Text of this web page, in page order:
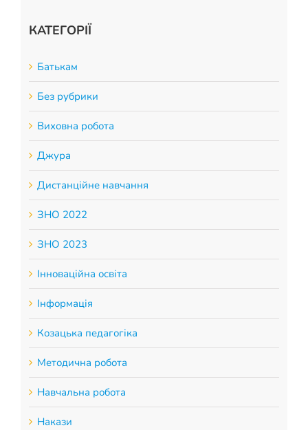
КАТЕГОРІЇ
Батькам
Без рубрики
Виховна робота
Джура
Дистанційне навчання
ЗНО 2022
ЗНО 2023
Інноваційна освіта
Інформація
Козацька педагогіка
Методична робота
Навчальна робота
Накази